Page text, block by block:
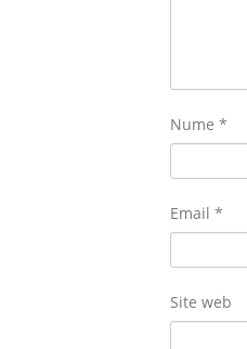
Nume *
Email *
Site web